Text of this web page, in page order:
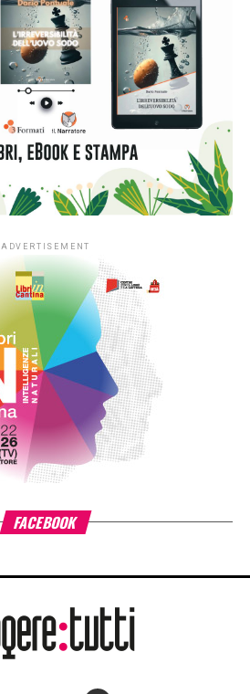
ADVERTISEMENT
FACEBOOK